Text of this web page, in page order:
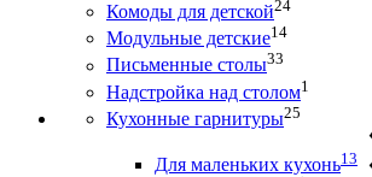
Комоды для детской24
Модульные детские14
Письменные столы33
Надстройка над столом1
Кухонные гарнитуры25
Для маленьких кухонь13